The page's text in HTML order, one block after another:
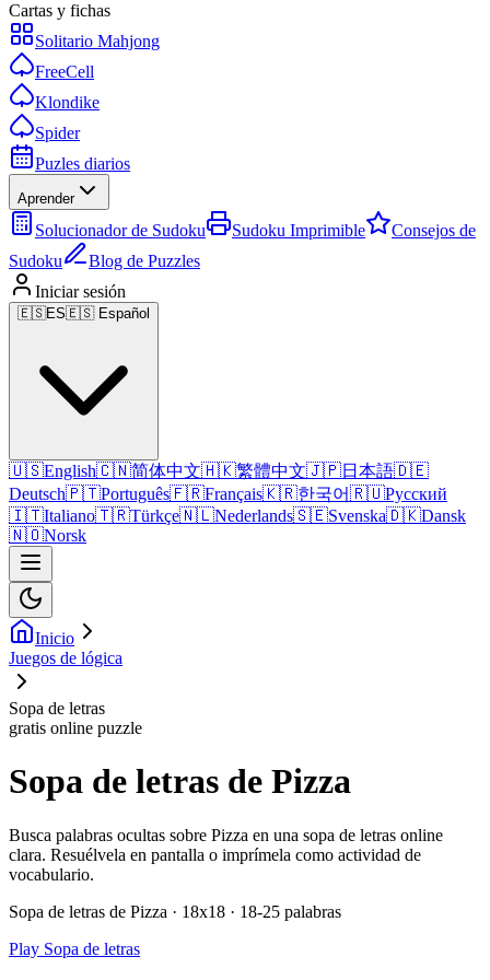
Cartas y fichas
Solitario Mahjong
FreeCell
Klondike
Spider
Puzles diarios
Aprender
Solucionador de Sudoku Sudoku Imprimible
Consejos de
Sudoku
Blog de Puzzles
Iniciar sesión
🇪🇸ES🇪🇸 Español
🇺🇸English🇨🇳简体中文🇭🇰繁體中文🇯🇵日本語🇩🇪
Deutsch🇵🇹Português🇫🇷Français🇰🇷한국어🇷🇺Русский
🇮🇹Italiano🇹🇷Türkçe🇳🇱Nederlands🇸🇪Svenska🇩🇰Dansk
🇳🇴Norsk
Inicio
Juegos de lógica
Sopa de letras
gratis online puzzle
Sopa de letras de Pizza
Busca palabras ocultas sobre Pizza en una sopa de letras online
clara. Resuélvela en pantalla o imprímela como actividad de
vocabulario.
Sopa de letras de Pizza · 18x18 · 18-25 palabras
Play Sopa de letras